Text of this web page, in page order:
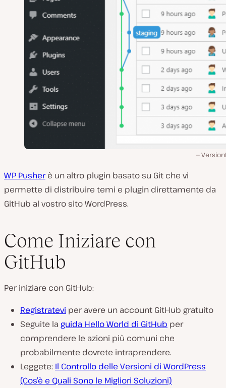
WP Pusherè un altro plugin basato su Git che vi
permette di distribuire temi e plugin direttamente da
GitHub al vostro sito WordPress.
Come Iniziare con
GitHub
Per iniziare con GitHub:
Registratevi per avere un account GitHub gratuito
Seguite la guida Hello World di GitHub per
comprendere le azioni più comuni che
probabilmente dovrete intraprendere.
Leggete: Il Controllo delle Versioni di WordPress
(Cos’è e Quali Sono le Migliori Soluzioni)